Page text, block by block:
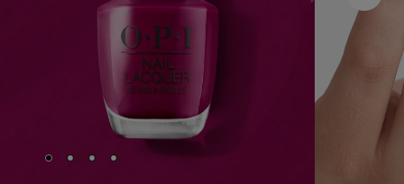
Skip to slide
Skip to slide
Skip to slide
Skip to slide